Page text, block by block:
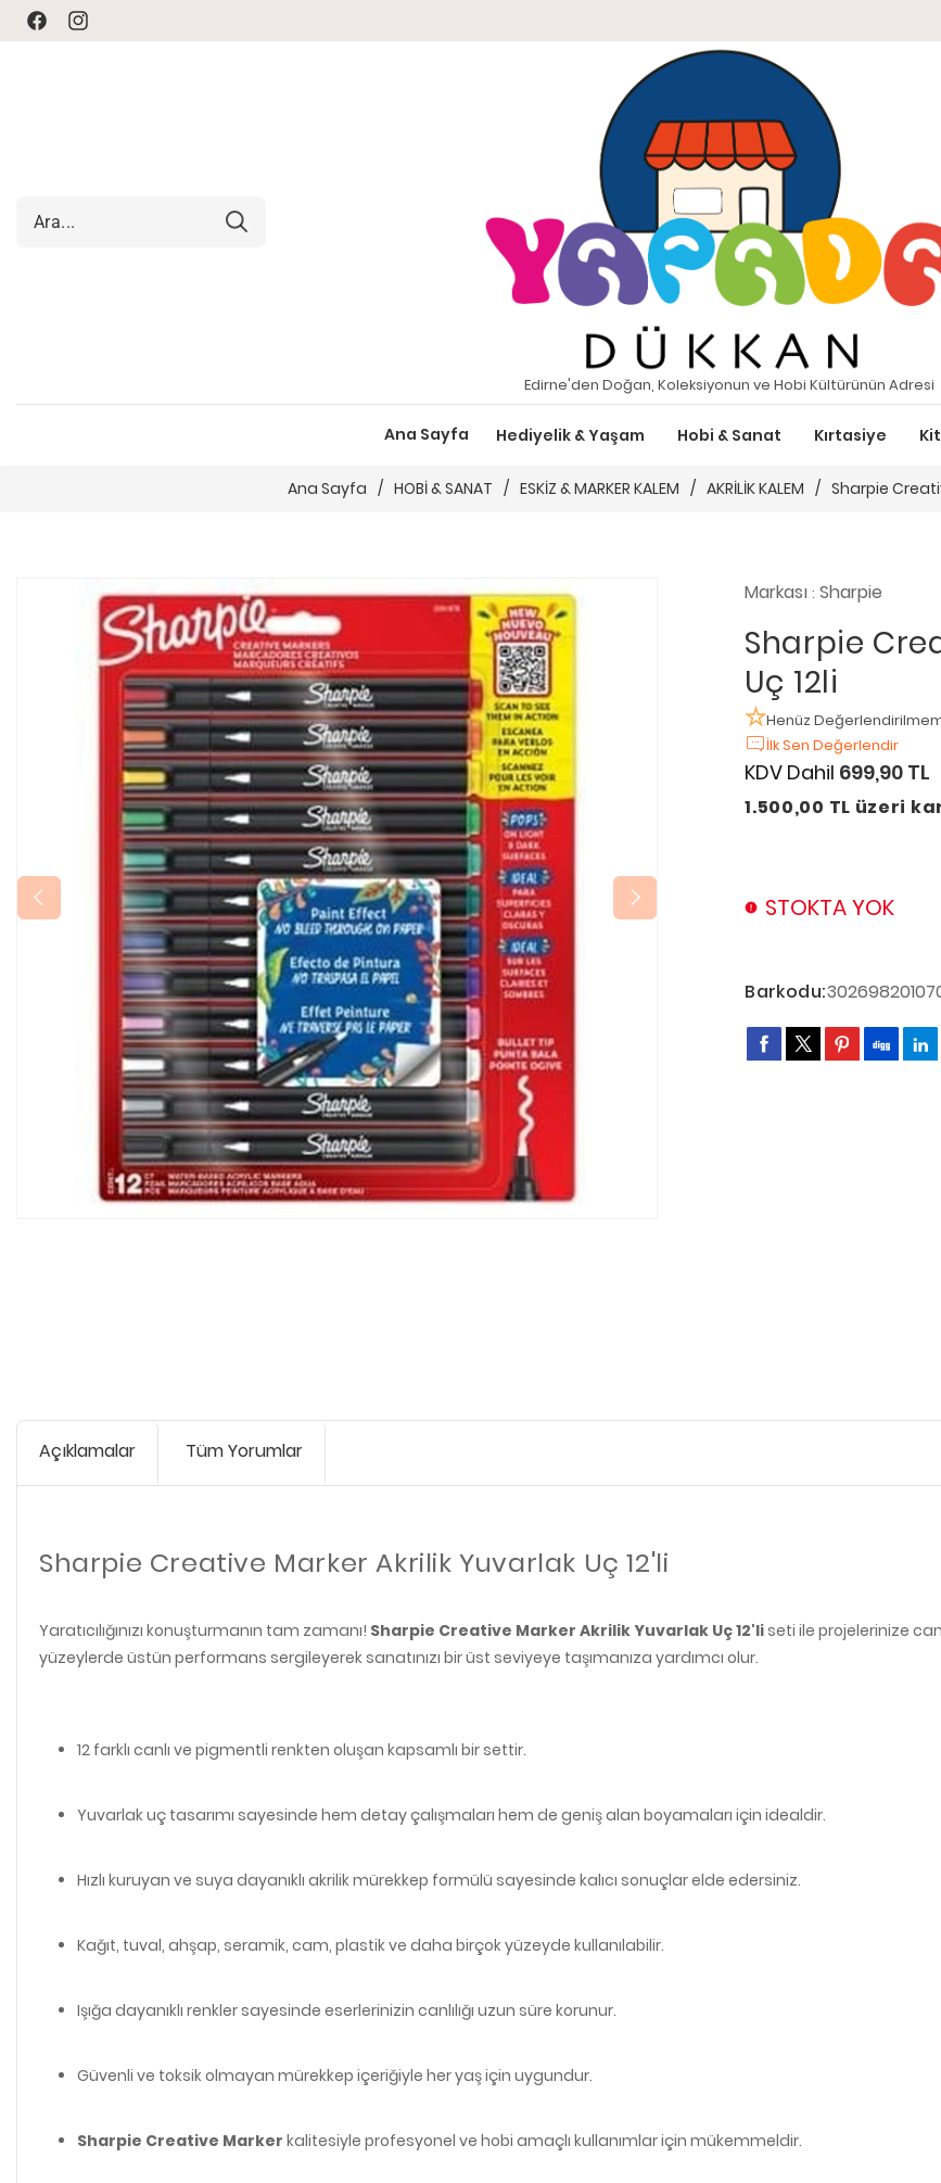
FacebookInstagram
Edirne'den Doğan, Koleksiyonun ve Hobi Kültürünün Adresi
Ana Sayfa Hediyelik & Yaşam Hobi & Sanat Kırtasiye
Ana Sayfa / HOBİ & SANAT / ESKİZ & MARKER KALEM / AKRİLİK KALEM / Sharpie
Markası: Sharpie
Sharpie
Uç 12li
Henüz
İlk Sen Değerlendir
KDV Dahil 699,90 TL
1.500,00 TL üzeri
STOKTA YOK
Barkodu:
Açıklamalar Tüm Yorumlar
Sharpie Creative Marker Akrilik Yuvarlak Uç 12'li
Yaratıcılığınızı konuşturmanın tam zamanı! Sharpie Creative Marker Akrilik Yuvarlak Uç 12'liseti ile projelerinize
yüzeylerde üstün performans sergileyerek sanatınızı bir üst seviyeye taşımanıza yardımcı olur.
12 farklı canlı ve pigmentli renkten oluşan kapsamlı bir settir.
Yuvarlak uç tasarımı sayesinde hem detay çalışmaları hem de geniş alan boyamaları için idealdir.
Hızlı kuruyan ve suya dayanıklı akrilik mürekkep formülü sayesinde kalıcı sonuçlar elde edersiniz.
Kağıt, tuval, ahşap, seramik, cam, plastik ve daha birçok yüzeyde kullanılabilir.
Işığa dayanıklı renkler sayesinde eserlerinizin canlılığı uzun süre korunur.
Güvenli ve toksik olmayan mürekkep içeriğiyle her yaş için uygundur.
Sharpie Creative Marker kalitesiyle profesyonel ve hobi amaçlı kullanımlar için mükemmeldir.